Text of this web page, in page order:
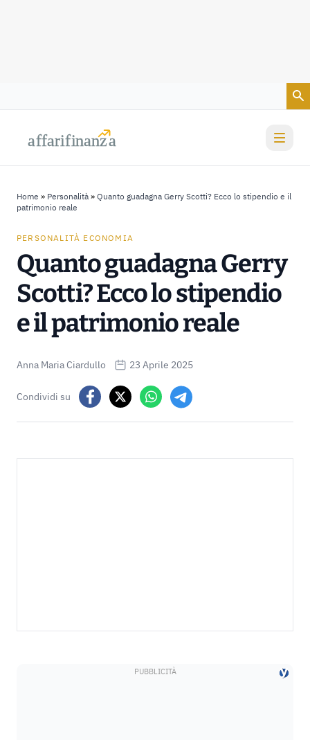
affarifinanza
affarifinanza
Home » Personalità » Quanto guadagna Gerry Scotti? Ecco lo stipendio e il
patrimonio reale
PERSONALITÀ ECONOMIA
Quanto guadagna Gerry
Scotti? Ecco lo stipendio
e il patrimonio reale
Anna Maria Ciardullo 23 Aprile 2025
Condividi su